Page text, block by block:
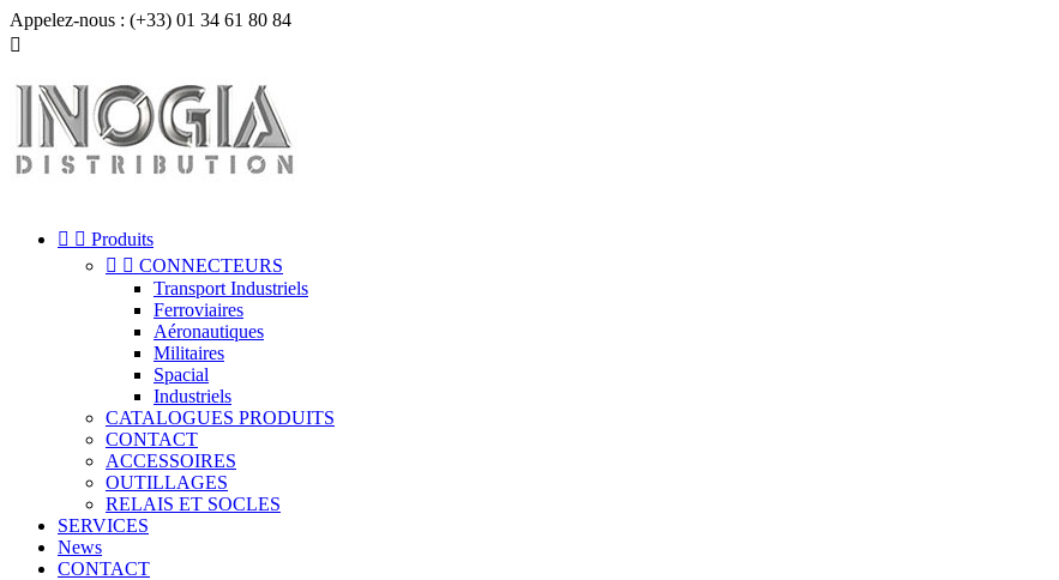
Appelez-nous : (+33) 01 34 61 80 84

  Produits
  CONNECTEURS
Transport Industriels
Ferroviaires
Aéronautiques
Militaires
Spacial
Industriels
CATALOGUES PRODUITS
CONTACT
ACCESSOIRES
OUTILLAGES
RELAIS ET SOCLES
SERVICES
News
CONTACT